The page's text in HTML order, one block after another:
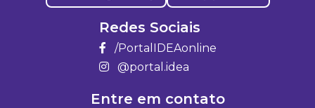
Redes Sociais
/PortalIDEAonline
@portal.idea
Entre em contato